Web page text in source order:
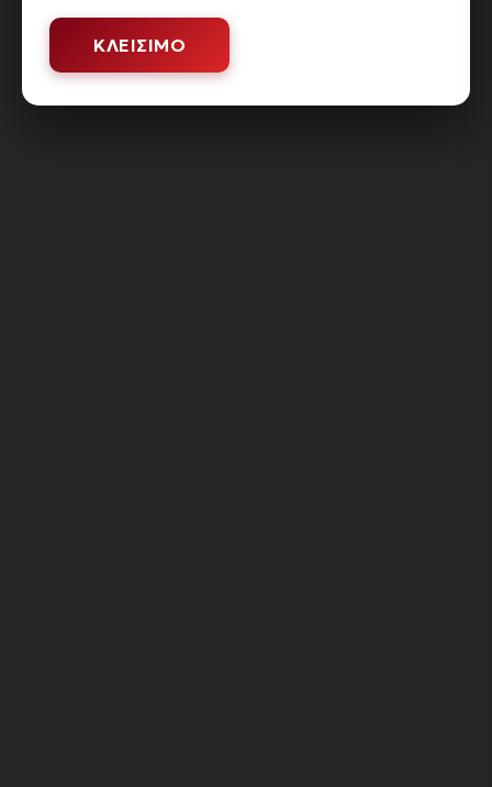
ΚΛΕΊΣΙΜΟ